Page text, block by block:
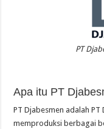
PT
Apa itu PT
PT Djabesmen adalah PT
memproduksi berbagai